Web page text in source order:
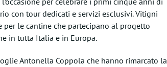
con tour dedicati e servizi esclusivi. Vitigni
le cantine che partecipano al progetto
in tutta Italia e in Europa.
Antonella Coppola che hanno rimarcato la